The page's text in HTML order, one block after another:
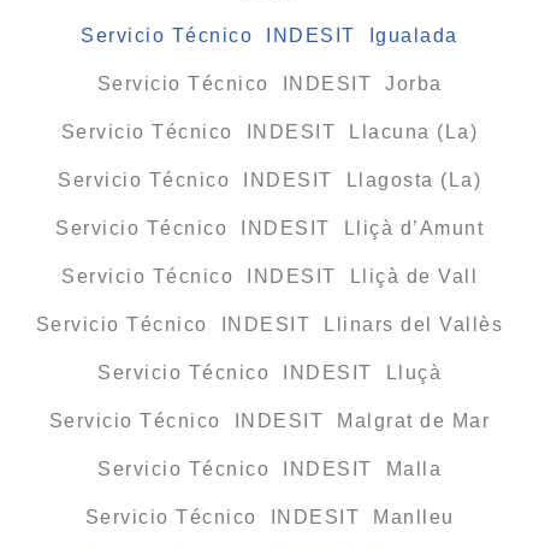
Servicio Técnico INDESIT Igualada
Servicio Técnico INDESIT Jorba
Servicio Técnico INDESIT Llacuna (La)
Servicio Técnico INDESIT Llagosta (La)
Servicio Técnico INDESIT Lliçà d’Amunt
Servicio Técnico INDESIT Lliçà de Vall
Servicio Técnico INDESIT Llinars del Vallès
Servicio Técnico INDESIT Lluçà
Servicio Técnico INDESIT Malgrat de Mar
Servicio Técnico INDESIT Malla
Servicio Técnico INDESIT Manlleu